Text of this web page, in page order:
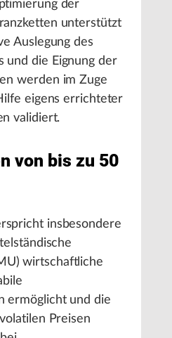
der
unterstützt
Auslegung des
und die Eignung der
werden im Zuge
eigens errichteter
validiert.
von bis zu 50
insbesondere
wirtschaftliche
ermöglicht und die
Preisen